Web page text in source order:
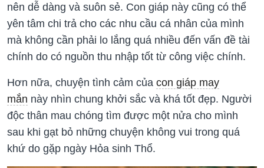
nên dễ dàng và suôn sẻ. Con giáp này cũng có thể
yên tâm chi trả cho các nhu cầu cá nhân của mình
mà không cần phải lo lắng quá nhiều đến vấn đề tài
chính do có nguồn thu nhập tốt từ công việc chính.
Hơn nữa, chuyện tình cảm của con giáp may
mắn này nhìn chung khởi sắc và khá tốt đẹp. Người
độc thân mau chóng tìm được một nửa cho mình
sau khi gạt bỏ những chuyện không vui trong quá
khứ do gặp ngày Hỏa sinh Thổ.